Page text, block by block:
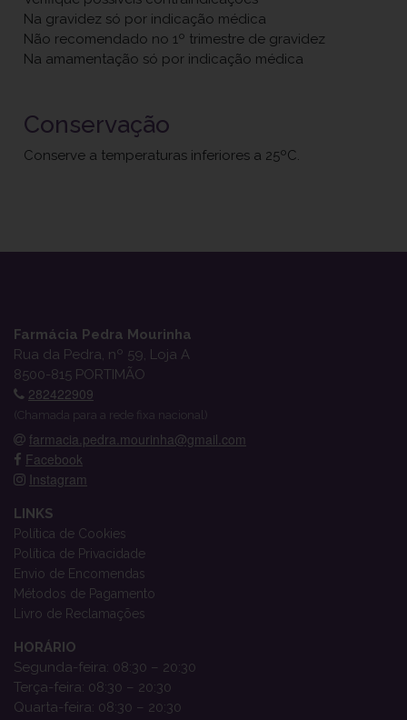
Na gravidez só por indicação médica
Não recomendado no 1º trimestre de gravidez
Na amamentação só por indicação médica
Conservação
Conserve a temperaturas inferiores a 25ºC.
Farmácia Pedra Mourinha
Rua da Pedra, nº 59, Loja A
8500-815 PORTIMÃO
282422909
(Chamada para a rede fixa nacional)
farmacia.pedra.mourinha@gmail.com
Facebook
Instagram
LINKS
Política de Cookies
Política de Privacidade
Envio de Encomendas
Métodos de Pagamento
Livro de Reclamações
HORÁRIO
Segunda-feira: 08:30 – 20:30
Terça-feira: 08:30 – 20:30
Quarta-feira: 08:30 – 20:30